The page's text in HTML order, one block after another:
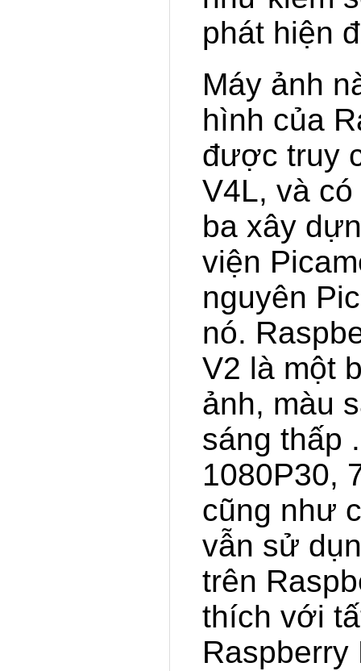
phát hiện
Máy ảnh
hình của
được truy
V4L, và
ba xây
viện
nguyên
nó.
V2 là một
ảnh, màu
sáng thấp
1080P30,
cũng như
vẫn sử
trên
thích với
Raspberry